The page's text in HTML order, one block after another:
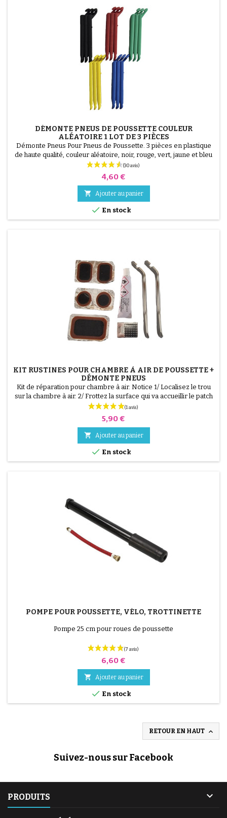
DÉMONTE PNEUS DE POUSSETTE COULEUR
ALÉATOIRE 1 LOT DE 3 PIÈCES
Démonte Pneus Pour Pneus de Poussette. 3 pièces en plastique
de haute qualité, couleur aléatoire, noir, rouge, vert, jaune et bleu
ou 3 pièces en acier ( gris ) Le montage du pneu se fait sans outils
et uniquement à la main, cela évite de percer la chambre à air.
Prix
4,60 €
 Ajouter au panier
 En stock
KIT RUSTINES POUR CHAMBRE À AIR DE POUSSETTE +
DÉMONTE PNEUS
Kit de réparation pour chambre à air. Notice 1/ Localisez le trou
sur la chambre à air. 2/ Frottez la surface qui va accueillir le patch
avec le grattoir fourni. 3/ Dégraissez, nettoyez et séchez la
surface. 4/ Étalez uniformément la colle autour du trou. 5/
Patientez environ 1 mIn, jusqu'à ce que la colle ne brille plus. 6/
Positionnez le patch au...
Prix
5,90 €
 Ajouter au panier
 En stock
POMPE POUR POUSSETTE, VÉLO, TROTTINETTE
Pompe 25 cm pour roues de poussette
Prix
6,60 €
 Ajouter au panier
 En stock
RETOUR EN HAUT 
Suivez-nous sur Facebook
PRODUITS 